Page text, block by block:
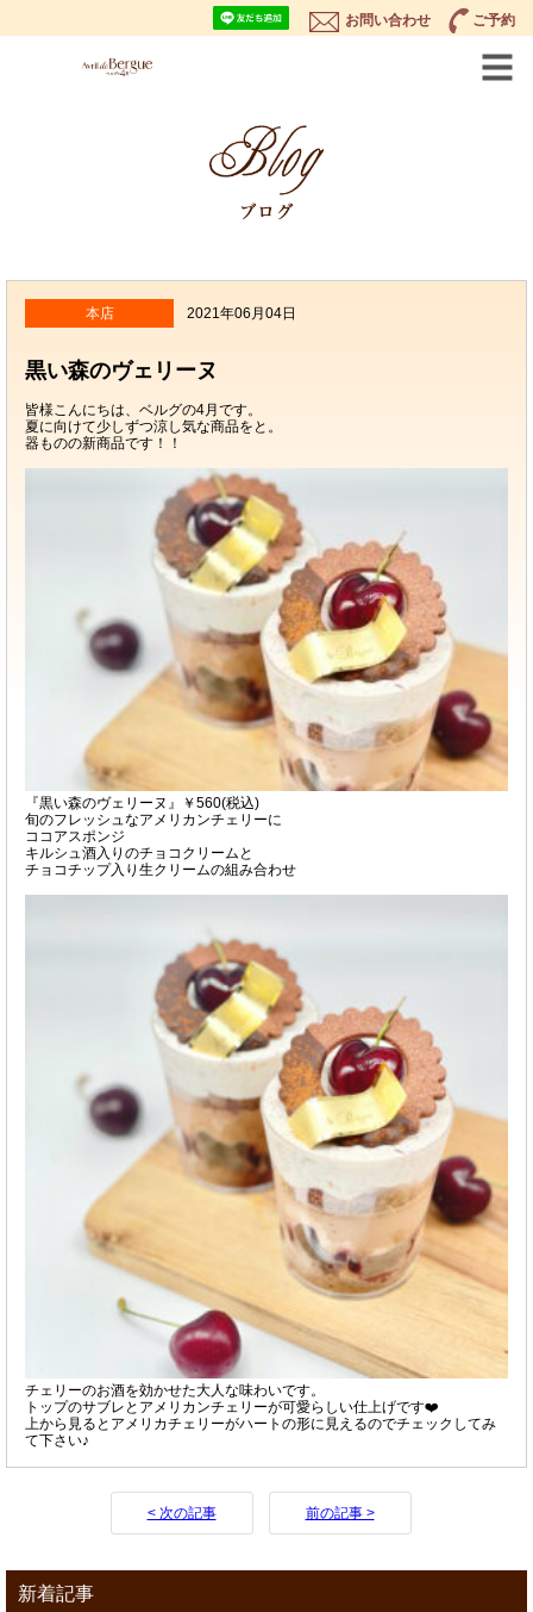
お問い合わせ ご予約
本店 2021年06月04日
黒い森のヴェリーヌ
皆様こんにちは、ベルグの4月です。
夏に向けて少しずつ涼し気な商品をと。
器ものの新商品です！！
『黒い森のヴェリーヌ』￥560(税込)
旬のフレッシュなアメリカンチェリーに
ココアスポンジ
キルシュ酒入りのチョコクリームと
チョコチップ入り生クリームの組み合わせ
チェリーのお酒を効かせた大人な味わいです。
トップのサブレとアメリカンチェリーが可愛らしい仕上げです❤️
上から見るとアメリカチェリーがハートの形に見えるのでチェックしてみ
て下さい♪
< 次の記事 前の記事 >
新着記事